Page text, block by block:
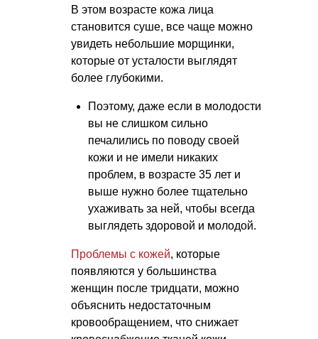
В этом возрасте кожа лица
становится суше, все чаще можно
увидеть небольшие морщинки,
которые от усталости выглядят
более глубокими.
Поэтому, даже если в молодости
вы не слишком сильно
печалились по поводу своей
кожи и не имели никаких
проблем, в возрасте 35 лет и
выше нужно более тщательно
ухаживать за ней, чтобы всегда
выглядеть здоровой и молодой.
Проблемы с кожей, которые
появляются у большинства
женщин после тридцати, можно
объяснить недостаточным
кровообращением, что снижает